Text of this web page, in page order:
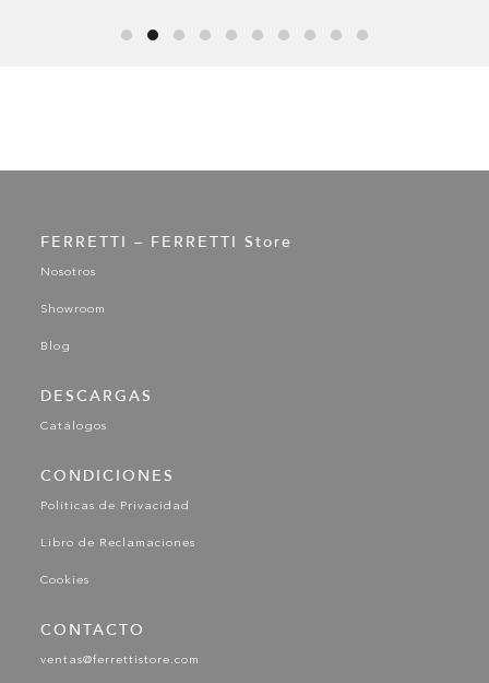
FERRETTI – FERRETTI Store
Nosotros
Showroom
Blog
DESCARGAS
Catálogos
CONDICIONES
Políticas de Privacidad
Libro de Reclamaciones
Cookies
CONTACTO
ventas@ferrettistore.com